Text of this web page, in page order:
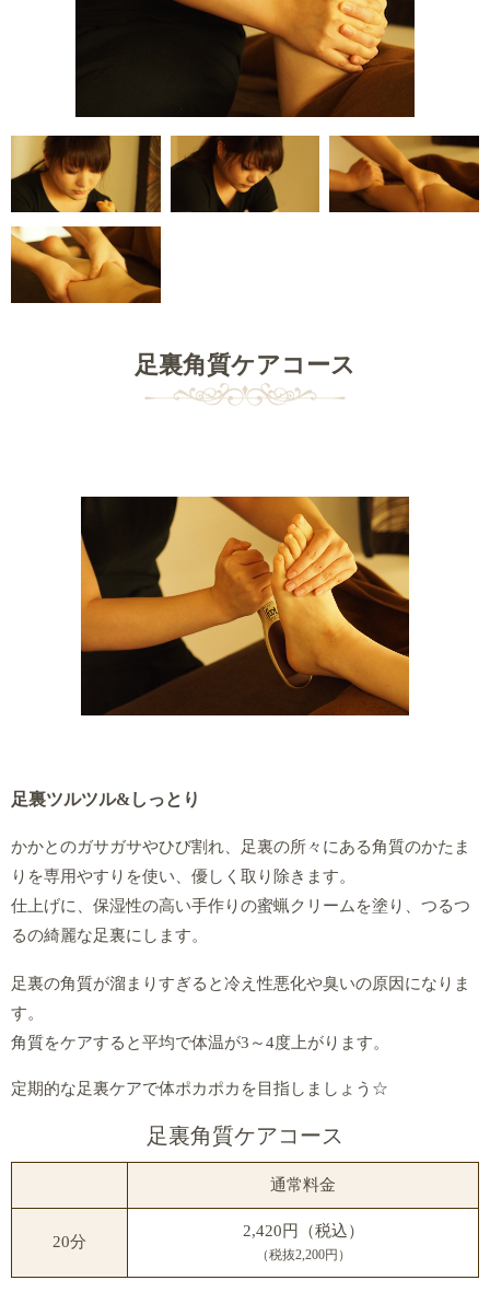
足裏角質ケアコース
足裏ツルツル&しっとり
かかとのガサガサやひび割れ、足裏の所々にある角質のかたま
りを専用やすりを使い、優しく取り除きます。
仕上げに、保湿性の高い手作りの蜜蝋クリームを塗り、つるつ
るの綺麗な足裏にします。
足裏の角質が溜まりすぎると冷え性悪化や臭いの原因になりま
す。
角質をケアすると平均で体温が3～4度上がります。
定期的な足裏ケアで体ポカポカを目指しましょう☆
足裏角質ケアコース
通常料金
20分
2,420円（税込）
（税抜2,200円）